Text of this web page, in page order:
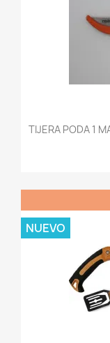
TIJERA PODA 1
NUEVO